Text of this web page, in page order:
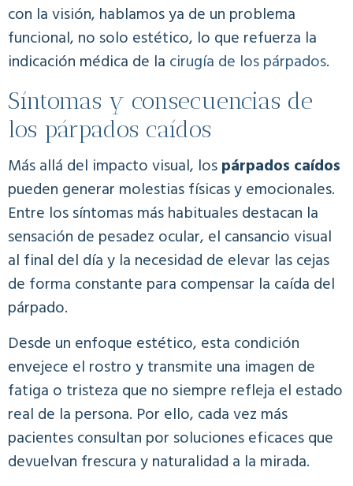
con la visión, hablamos ya de un problema
funcional, no solo estético, lo que refuerza la
indicación médica de lacirugía de los párpados.
Síntomas y consecuencias de
los párpados caídos
Más allá del impacto visual, lospárpados caídos
pueden generar molestias físicas y emocionales.
Entre los síntomas más habituales destacan la
sensación de pesadez ocular, el cansancio visual
al final del día y la necesidad de elevar las cejas
de forma constante para compensar la caída del
párpado.
Desde un enfoque estético, esta condición
envejece el rostro y transmite una imagen de
fatiga o tristeza que no siempre refleja el estado
real de la persona. Por ello, cada vez más
pacientes consultan por soluciones eficaces que
devuelvan frescura y naturalidad a la mirada.